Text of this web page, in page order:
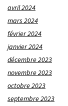
avril 2024
mars 2024
février 2024
janvier 2024
décembre 2023
novembre 2023
octobre 2023
septembre 2023